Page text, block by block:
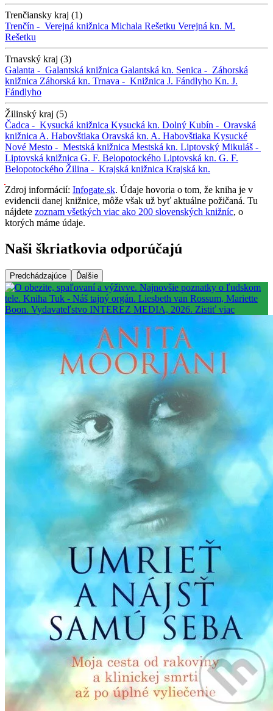
Trenčiansky kraj (1)
Trenčín - Verejná knižnica Michala Rešetku Verejná kn. M.
Rešetku
Trnavský kraj (3)
Galanta - Galantská knižnica Galantská kn. Senica - Záhorská
knižnica Záhorská kn. Trnava - Knižnica J. Fándlyho Kn. J.
Fándlyho
Žilinský kraj (5)
Čadca - Kysucká knižnica Kysucká kn. Dolný Kubín - Oravská
knižnica A. Habovštiaka Oravská kn. A. Habovštiaka Kysucké
Nové Mesto - Mestská knižnica Mestská kn. Liptovský Mikuláš -
Liptovská knižnica G. F. Belopotockého Liptovská kn. G. F.
Belopotockého Žilina - Krajská knižnica Krajská kn.
Zdroj informácií: Infogate.sk. Údaje hovoria o tom, že kniha je v
evidencii danej knižnice, môže však už byť aktuálne požičaná. Tu
nájdete zoznam všetkých viac ako 200 slovenských knižníc, o
ktorých máme údaje.
Naši škriatkovia odporúčajú
Predchádzajúce Ďalšie